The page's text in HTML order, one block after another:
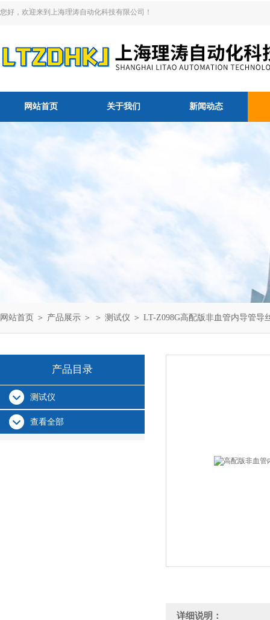
您好，欢迎来到上海理涛自动化科技有限公司！
网站首页 关于我们 新闻动态
网站首页 ＞ 产品展示 ＞ ＞ 测试仪 ＞ LT-Z098G高配版非血管内导管导
产品目录
测试仪
查看全部
详细说明：